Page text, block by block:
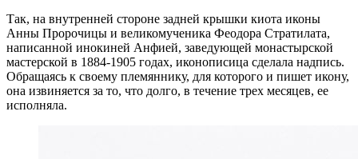
Так, на внутренней стороне задней крышки киота иконы
Анны Пророчицы и великомученика Феодора Стратилата,
написанной инокиней Анфией, заведующей монастырской
мастерской в 1884‑1905 годах, иконописица сделала надпись.
Обращаясь к своему племяннику, для которого и пишет икону,
она извиняется за то, что долго, в течение трех месяцев, ее
исполняла.